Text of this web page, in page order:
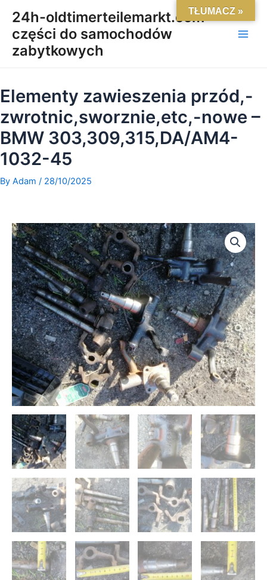
content
24h-oldtimerteilemarkt.com-
części do samochodów
zabytkowych
Main
Elementy zawieszenia przód,-
zwrotnic,sworznie,etc,-nowe –
BMW 303,309,315,DA/AM4-
1032-45
By Adam / 28/10/2025
ilość
Elementy
zawieszenia
przód,-
zwrotnic,sworznie,etc,-
nowe
-
BMW
303,309,315,DA/AM4-
1032-
45
TŁUMACZ »